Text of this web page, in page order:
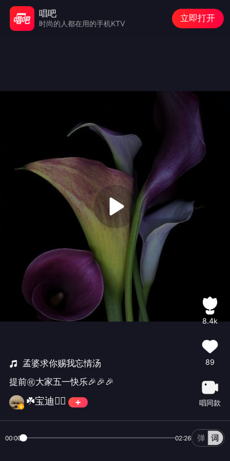
孟婆求你赐我忘情汤
提前㊗️大家五一快乐🎉🎉🎉
☘️宝迪🏊‍♀️
8.4k
89
唱同款
00:00 02:26
唱吧
时尚的人都在用的手机KTV
立即打开